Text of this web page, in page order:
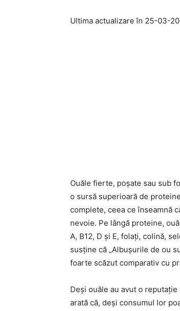
Ultima actualizare în 25-03-
Ouăle fierte, poșate sau sub
o sursă superioară de
complete, ceea ce înseamnă
nevoie. Pe lângă proteine,
A, B12, D și E, folați, colină,
susține că „Albușurile de ou
foarte scăzut comparativ cu
Deși ouăle au avut o
arată că, deși consumul lor